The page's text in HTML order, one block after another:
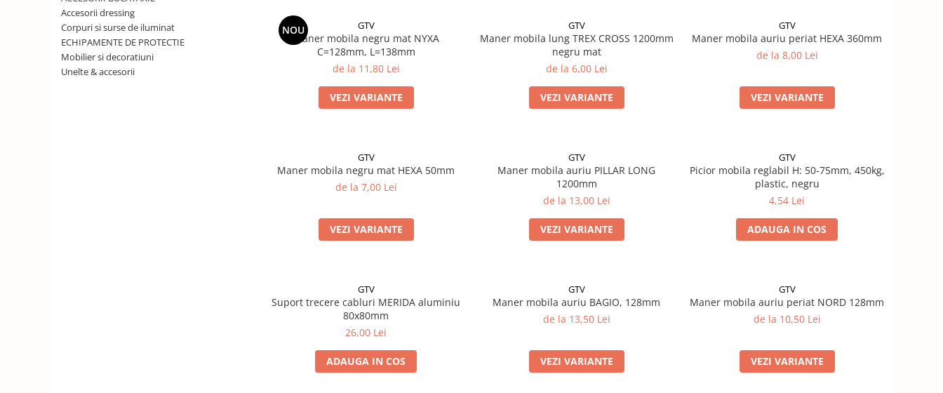
Profile maner
Plinte, antistropi & accesorii
Alte accesorii
Accesorii dressing
Corpuri si surse de iluminat
ECHIPAMENTE DE PROTECTIE
Mobilier si decoratiuni
Unelte & accesorii
NOU GTV
Maner mobila negru mat NYXA
C=128mm, L=138mm
de la 11,80 Lei
VEZI VARIANTE
GTV
Maner mobila lung TREX CROSS 1200mm
negru mat
de la 6,00 Lei
VEZI VARIANTE
GTV
Maner mobila auriu periat HEXA 360mm
de la 8,00 Lei
VEZI VARIANTE
GTV
Maner mobila negru mat HEXA 50mm
de la 7,00 Lei
VEZI VARIANTE
GTV
Maner mobila auriu PILLAR LONG
1200mm
de la 13,00 Lei
VEZI VARIANTE
GTV
Picior mobila reglabil H: 50-75mm, 450kg,
plastic, negru
4,54 Lei
ADAUGA IN COS
GTV
Suport trecere cabluri MERIDA aluminiu
80x80mm
26,00 Lei
ADAUGA IN COS
GTV
Maner mobila auriu BAGIO, 128mm
de la 13,50 Lei
VEZI VARIANTE
GTV
Maner mobila auriu periat NORD 128mm
de la 10,50 Lei
VEZI VARIANTE